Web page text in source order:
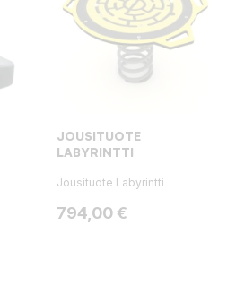
JOUSITUOTE
LABYRINTTI
Jousituote Labyrintti
Hinta
794,00 €